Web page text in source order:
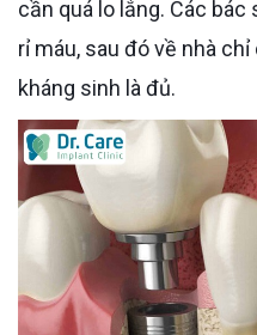
cần quá lo lắng. Các
rỉ máu, sau đó về nhà
kháng sinh là đủ.